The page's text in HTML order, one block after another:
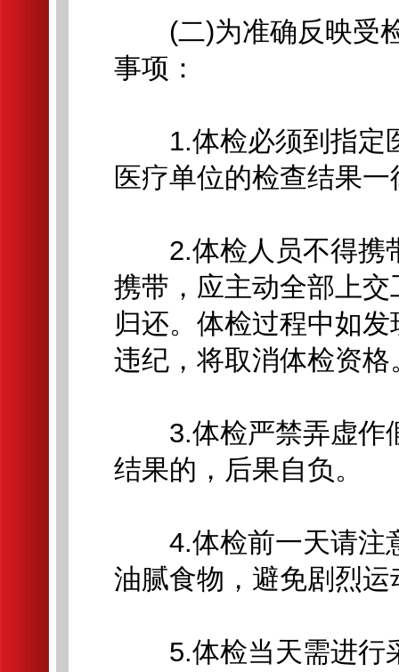
(二)为准确反映受检
事项：
1.体检必须到指定
医疗单位的检查结果
2.体检人员不得携
携带，应主动全部上
归还。体检过程中如
违纪，将取消体检资格
3.体检严禁弄虚作
结果的，后果自负。
4.体检前一天请注
油腻食物，避免剧烈运
5.体检当天需进行